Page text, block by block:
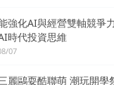
強化AI與經營雙軸競爭
時代投資思維
07
麗鷗耍酷聯萌 潮玩開學